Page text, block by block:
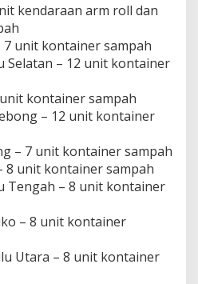
kendaraan arm roll dan
7 unit kontainer sampah
Selatan – 12 unit kontainer
kontainer sampah
– 12 unit kontainer
– 7 unit kontainer sampah
8 unit kontainer sampah
Tengah – 8 unit kontainer
– 8 unit kontainer
Utara – 8 unit kontainer